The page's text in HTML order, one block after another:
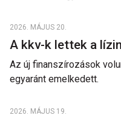
2026. MÁJUS 20.
A kkv-k lettek a
Az új finanszírozások
egyaránt emelkedett.
2026. MÁJUS 19.